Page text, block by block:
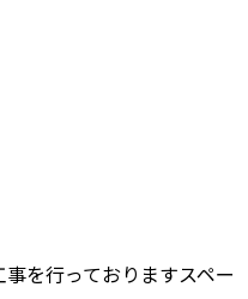
を行っておりますスペー